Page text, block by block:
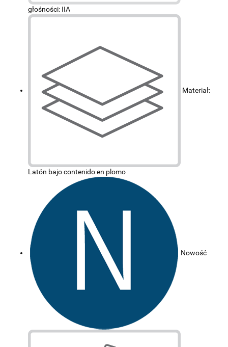
głośności: IIA
Materiał:
Latón bajo contenido en plomo
Nowość